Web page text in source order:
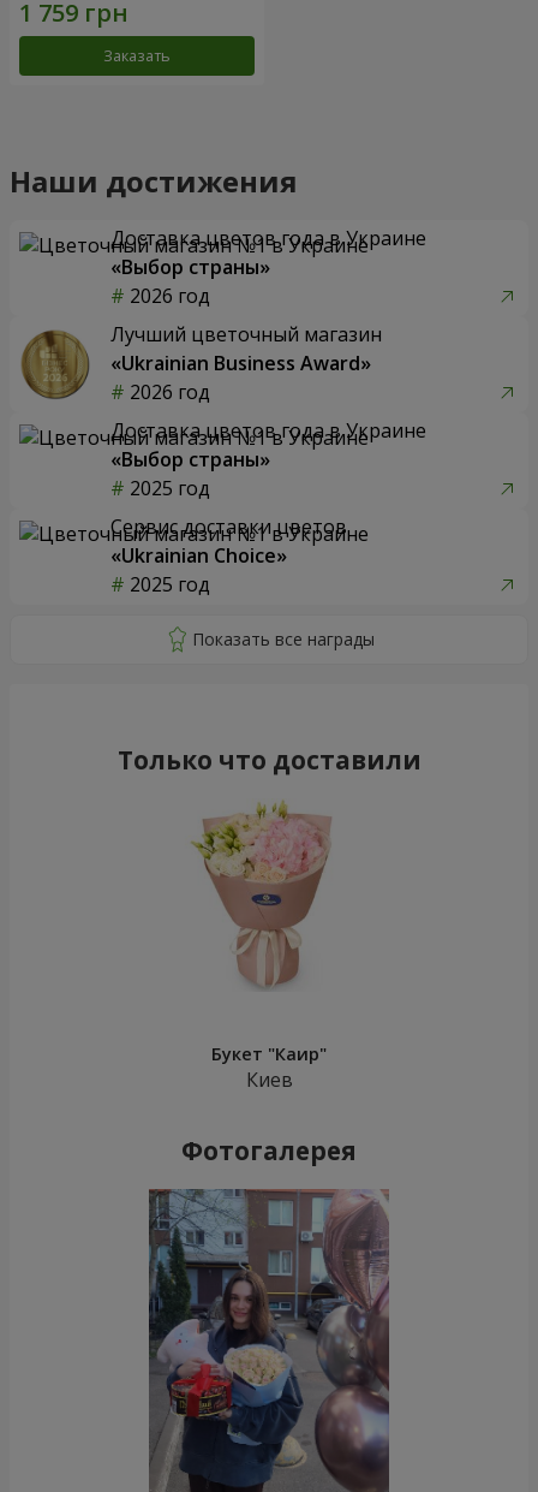
Заказать
Наши достижения
Доставка цветов года в Украине
«Выбор страны»
2026 год
Лучший цветочный магазин
«Ukrainian Business Award»
2026 год
Доставка цветов года в Украине
«Выбор страны»
2025 год
Сервис доставки цветов
«Ukrainian Choice»
2025 год
Только что доставили
Букет "Каир"
Киев
Фотогалерея